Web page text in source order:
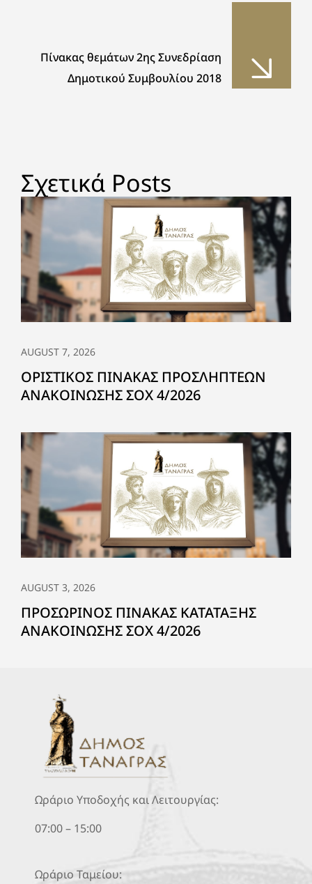
Πίνακας θεμάτων 2ης Συνεδρίαση
Δημοτικού Συμβουλίου 2018
Σχετικά Posts
AUGUST 7, 2026
ΟΡΙΣΤΙΚΟΣ ΠΙΝΑΚΑΣ ΠΡΟΣΛΗΠΤΕΩΝ
ΑΝΑΚΟΙΝΩΣΗΣ ΣΟΧ 4/2026
AUGUST 3, 2026
ΠΡΟΣΩΡΙΝΟΣ ΠΙΝΑΚΑΣ ΚΑΤΑΤΑΞΗΣ
ΑΝΑΚΟΙΝΩΣΗΣ ΣΟΧ 4/2026
Ωράριο Υποδοχής και Λειτουργίας:
07:00 – 15:00
Ωράριο Ταμείου: